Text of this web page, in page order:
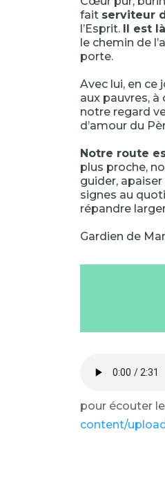
fait serviteur
l’Esprit. Il est
le chemin de
porte.
Avec lui, en ce
aux pauvres,
notre regard
d’amour du
Notre route
plus proche,
guider,
signes au
répandre
Gardien de
pour écouter
content/